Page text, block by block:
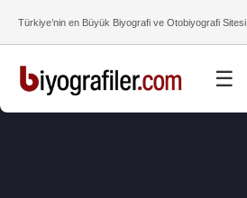
Türkiye’nin en Büyük Biyografi ve Otobiyografi Sitesi
☰